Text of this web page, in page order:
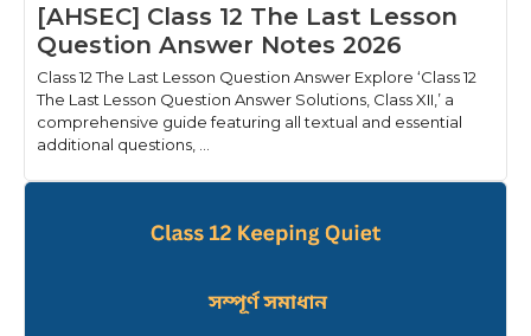
[AHSEC] Class 12 The Last Lesson
Question Answer Notes 2026
Class 12 The Last Lesson Question Answer Explore ‘Class 12
The Last Lesson Question Answer Solutions, Class XII,’ a
comprehensive guide featuring all textual and essential
additional questions, ...